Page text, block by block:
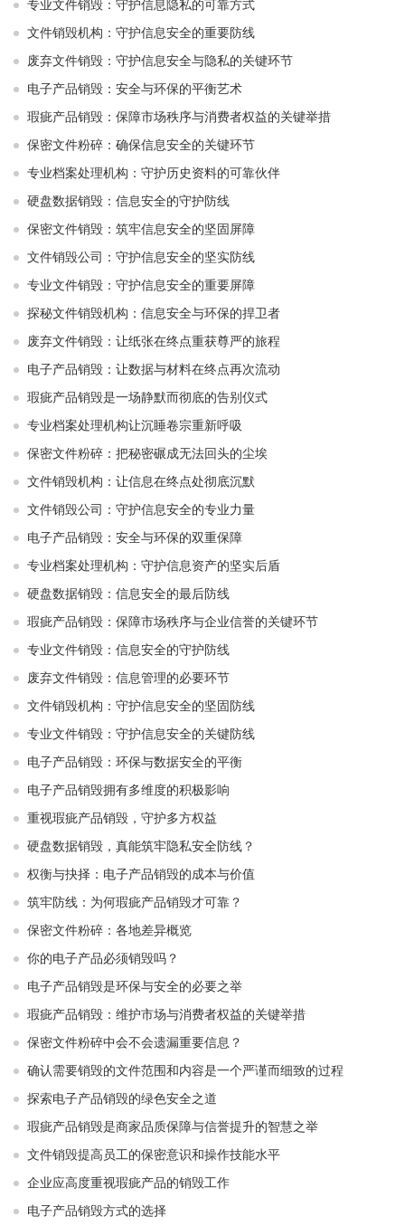
专业文件销毁：守护信息隐私的可靠方式
文件销毁机构：守护信息安全的重要防线
废弃文件销毁：守护信息安全与隐私的关键环节
电子产品销毁：安全与环保的平衡艺术
瑕疵产品销毁：保障市场秩序与消费者权益的关键举措
保密文件粉碎：确保信息安全的关键环节
专业档案处理机构：守护历史资料的可靠伙伴
硬盘数据销毁：信息安全的守护防线
保密文件销毁：筑牢信息安全的坚固屏障
文件销毁公司：守护信息安全的坚实防线
专业文件销毁：守护信息安全的重要屏障
探秘文件销毁机构：信息安全与环保的捍卫者
废弃文件销毁：让纸张在终点重获尊严的旅程
电子产品销毁：让数据与材料在终点再次流动
瑕疵产品销毁是一场静默而彻底的告别仪式
专业档案处理机构让沉睡卷宗重新呼吸
保密文件粉碎：把秘密碾成无法回头的尘埃
文件销毁机构：让信息在终点处彻底沉默
文件销毁公司：守护信息安全的专业力量
电子产品销毁：安全与环保的双重保障
专业档案处理机构：守护信息资产的坚实后盾
硬盘数据销毁：信息安全的最后防线
瑕疵产品销毁：保障市场秩序与企业信誉的关键环节
专业文件销毁：信息安全的守护防线
废弃文件销毁：信息管理的必要环节
文件销毁机构：守护信息安全的坚固防线
专业文件销毁：守护信息安全的关键防线
电子产品销毁：环保与数据安全的平衡
电子产品销毁拥有多维度的积极影响
重视瑕疵产品销毁，守护多方权益
硬盘数据销毁，真能筑牢隐私安全防线？
权衡与抉择：电子产品销毁的成本与价值
筑牢防线：为何瑕疵产品销毁才可靠？
保密文件粉碎：各地差异概览
你的电子产品必须销毁吗？
电子产品销毁是环保与安全的必要之举​ ​
瑕疵产品销毁：维护市场与消费者权益的关键举措​ ​
保密文件粉碎中会不会遗漏重要信息？
确认需要销毁的文件范围和内容是一个严谨而细致的过程
探索电子产品销毁的绿色安全之道
瑕疵产品销毁是商家品质保障与信誉提升的智慧之举
文件销毁提高员工的保密意识和操作技能水平
企业应高度重视瑕疵产品的销毁工作
电子产品销毁方式的选择